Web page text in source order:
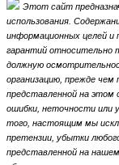
Этот сайт
использования.
информационных целей и
гарантий относительно
должную
организацию, прежде чем
представленной на этом
ошибки, неточности или
того, настоящим мы
претензии, убытки
представленной на